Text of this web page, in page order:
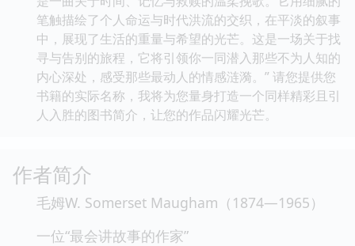
笔触描绘了个人命运与时代洪流的交织，在平淡的叙事
中，展现了生活的重量与希望的光芒。这是一场关于找
寻与告别的旅程，它将引领你一同潜入那些不为人知的
内心深处，感受那些最动人的情感涟漪。” 请您提供您
书籍的实际名称，我将为您量身打造一个同样精彩且引
人入胜的图书简介，让您的作品闪耀光芒。
作者简介
毛姆W. Somerset Maugham（1874—1965）
一位“最会讲故事的作家”